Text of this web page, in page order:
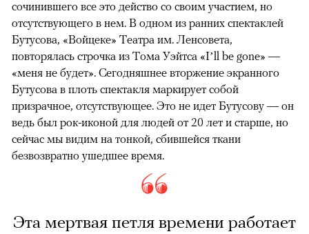
сочинившего все это действо со своим участием, но
отсутствующего в нем. В одном из ранних спектаклей
Бутусова, «Войцеке» Театра им. Ленсовета,
повторялась строчка из Тома Уэйтса «I’ll be gone» —
«меня не будет». Сегодняшнее вторжение экранного
Бутусова в плоть спектакля маркирует собой
призрачное, отсутствующее. Это не идет Бутусову — он
ведь был рок-иконой для людей от 20 лет и старше, но
сейчас мы видим на тонкой, сбившейся ткани
безвозвратно ушедшее время.
Эта мертвая петля времени работает